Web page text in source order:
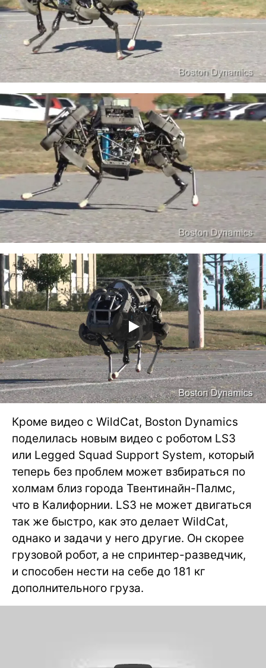
Кроме видео с WildCat, Boston Dynamics
поделилась новым видео с роботом LS3
или Legged Squad Support System, который
теперь без проблем может взбираться по
холмам близ города Твентинайн-Палмс,
что в Калифорнии. LS3 не может двигаться
так же быстро, как это делает WildCat,
однако и задачи у него другие. Он скорее
грузовой робот, а не спринтер-разведчик,
и способен нести на себе до 181 кг
дополнительного груза.